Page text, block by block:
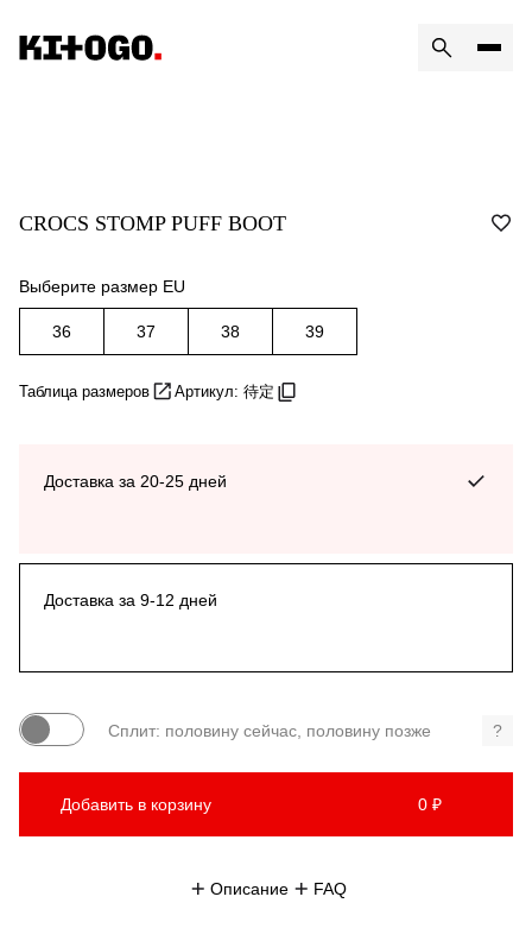
CROCS STOMP PUFF BOOT
Выберите размер EU
36 37 38 39
Таблица размеров Артикул: 待定
Доставка за 20-25 дней
Доставка за 9-12 дней
Сплит: половину сейчас, половину позже ?
Добавить в корзину 0 ₽
Описание FAQ